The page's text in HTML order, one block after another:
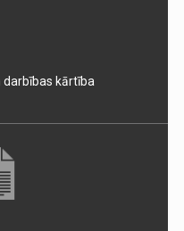
darbības kārtība